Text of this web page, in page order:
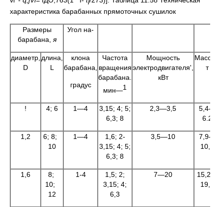
l
характеристика барабанных прямоточных сушилок
Размеры
барабана, я
Угол на-
диаметр,
D
длина,
L
клона
барабана,
градус
Частота
вращения
барабана.
мин—1
Мощность
электродвигателя',
кВт
Масса*,
т
! 4; 6 1—4
3,15; 4; 5;
6,3; 8
2,3—3,5
5,4—
6.2
1,2
6; 8;
10
1—4
1,6; 2-
3,15; 4; 5;
6,3; 8
3,5—10
7,9—
10,1
1,6
8;
10;
12
1-4
1,5; 2;
3,15; 4;
6,3
7—20
15,2—
19,2